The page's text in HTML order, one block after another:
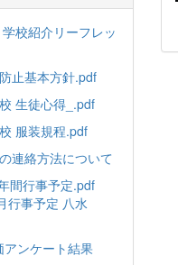
校紹介リーフレッ
止基本方針.pdf
生徒心得_.pdf
服装規程.pdf
連絡方法について
間行事予定.pdf
行事予定 八水
アンケート結果